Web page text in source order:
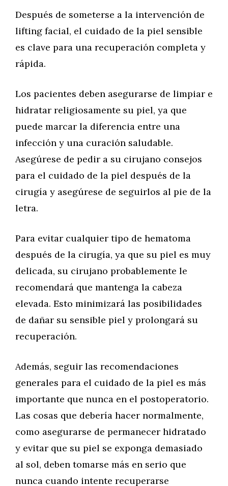
Después de someterse a la intervención de
lifting facial, el cuidado de la piel sensible
es clave para una recuperación completa y
rápida.
Los pacientes deben asegurarse de limpiar e
hidratar religiosamente su piel, ya que
puede marcar la diferencia entre una
infección y una curación saludable.
Asegúrese de pedir a su cirujano consejos
para el cuidado de la piel después de la
cirugía y asegúrese de seguirlos al pie de la
letra.
Para evitar cualquier tipo de hematoma
después de la cirugía, ya que su piel es muy
delicada, su cirujano probablemente le
recomendará que mantenga la cabeza
elevada. Esto minimizará las posibilidades
de dañar su sensible piel y prolongará su
recuperación.
Además, seguir las recomendaciones
generales para el cuidado de la piel es más
importante que nunca en el postoperatorio.
Las cosas que debería hacer normalmente,
como asegurarse de permanecer hidratado
y evitar que su piel se exponga demasiado
al sol, deben tomarse más en serio que
nunca cuando intente recuperarse